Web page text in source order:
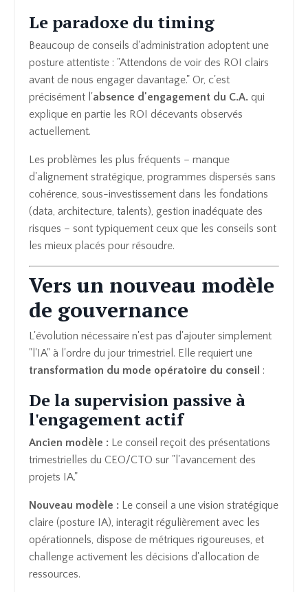
Le paradoxe du timing
Beaucoup de conseils d'administration adoptent une
posture attentiste : "Attendons de voir des ROI clairs
avant de nous engager davantage." Or, c'est
précisément l'absence d'engagement du C.A. qui
explique en partie les ROI décevants observés
actuellement.
Les problèmes les plus fréquents – manque
d'alignement stratégique, programmes dispersés sans
cohérence, sous-investissement dans les fondations
(data, architecture, talents), gestion inadéquate des
risques – sont typiquement ceux que les conseils sont
les mieux placés pour résoudre.
Vers un nouveau modèle
de gouvernance
L'évolution nécessaire n'est pas d'ajouter simplement
"l'IA" à l'ordre du jour trimestriel. Elle requiert une
transformation du mode opératoire du conseil :
De la supervision passive à
l'engagement actif
Ancien modèle : Le conseil reçoit des présentations
trimestrielles du CEO/CTO sur "l'avancement des
projets IA."
Nouveau modèle : Le conseil a une vision stratégique
claire (posture IA), interagit régulièrement avec les
opérationnels, dispose de métriques rigoureuses, et
challenge activement les décisions d'allocation de
ressources.